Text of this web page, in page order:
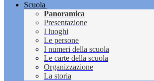
Scuola
Panoramica
Presentazione
I luoghi
Le persone
I numeri della scuola
Le carte della scuola
Organizzazione
La storia